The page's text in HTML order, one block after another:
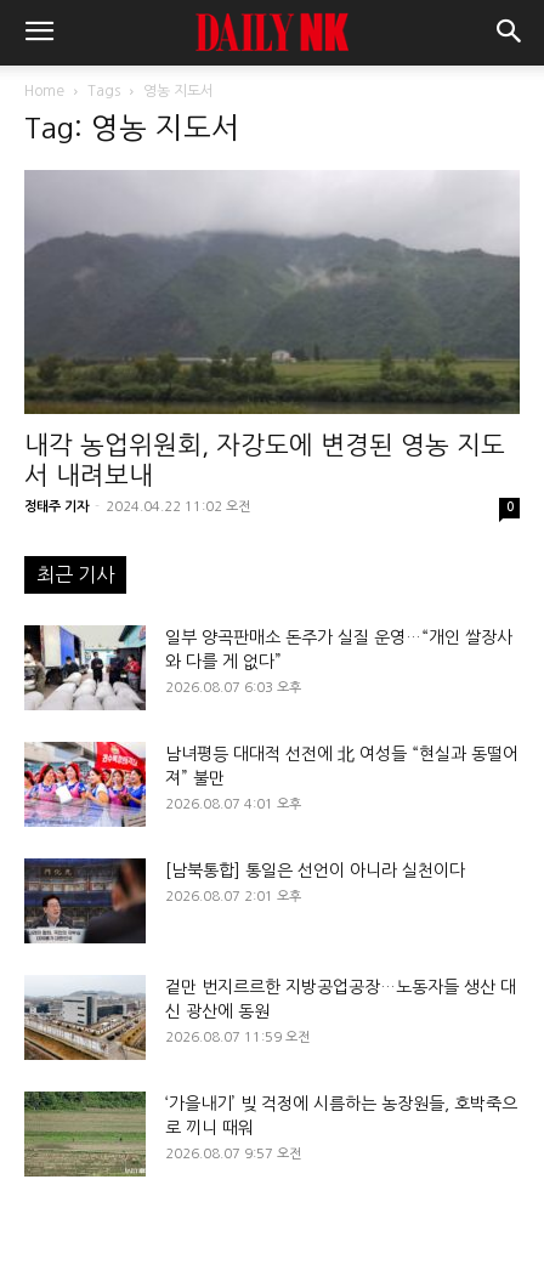
Home Tags 영농 지도서
Tag: 영농 지도서
내각 농업위원회, 자강도에 변경된 영농 지도
서 내려보내
정태주 기자 - 2024.04.22 11:02 오전 0
최근 기사
일부 양곡판매소 돈주가 실질 운영…“개인 쌀장사
와 다를 게 없다”
2026.08.07 6:03 오후
남녀평등 대대적 선전에 北 여성들 “현실과 동떨어
져” 불만
2026.08.07 4:01 오후
[남북통합] 통일은 선언이 아니라 실천이다
2026.08.07 2:01 오후
겉만 번지르르한 지방공업공장…노동자들 생산 대
신 광산에 동원
2026.08.07 11:59 오전
‘가을내기’ 빚 걱정에 시름하는 농장원들, 호박죽으
로 끼니 때워
2026.08.07 9:57 오전